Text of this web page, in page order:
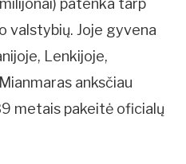
patenka tarp
valstybių. Joje gyvena
Lenkijoje,
anksčiau
metais pakeitė oficialų